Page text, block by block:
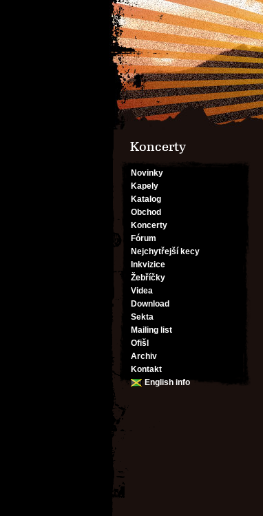
Koncerty
Novinky
Kapely
Katalog
Obchod
Koncerty
Fórum
Nejchytřejší kecy
Inkvizice
Žebříčky
Videa
Download
Sekta
Mailing list
Ofišl
Archiv
Kontakt
English info